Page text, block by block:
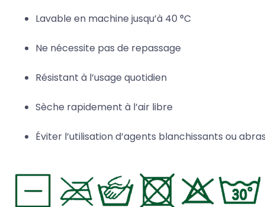
Lavable en machine jusqu’à 40 °C
Ne nécessite pas de repassage
Résistant à l’usage quotidien
Sèche rapidement à l’air libre
Éviter l’utilisation d’agents blanchissants ou